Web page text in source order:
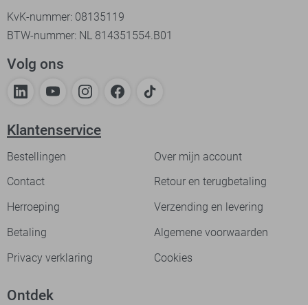
KvK-nummer: 08135119
BTW-nummer: NL 814351554.B01
Volg ons
Klantenservice
Bestellingen
Over mijn account
Contact
Retour en terugbetaling
Herroeping
Verzending en levering
Betaling
Algemene voorwaarden
Privacy verklaring
Cookies
Ontdek